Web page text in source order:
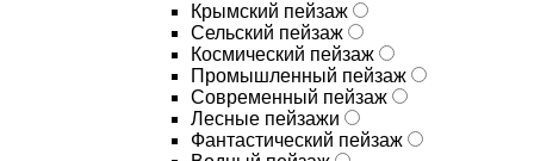
Крымский пейзаж
Сельский пейзаж
Космический пейзаж
Промышленный пейзаж
Современный пейзаж
Лесные пейзажи
Фантастический пейзаж